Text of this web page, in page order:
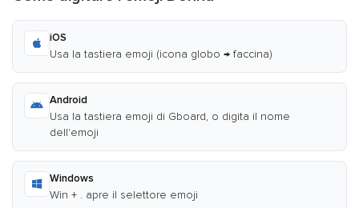
iOS
Usa la tastiera emoji (icona globo → faccina)
Android
Usa la tastiera emoji di Gboard, o digita il nome
dell'emoji
Windows
Win + . apre il selettore emoji